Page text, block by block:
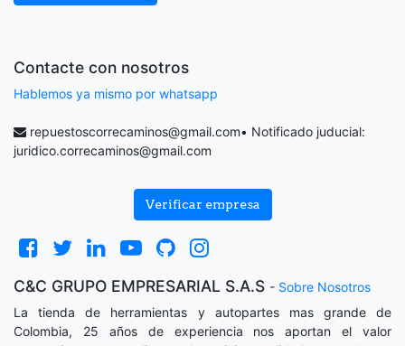
Contacte con nosotros
Hablemos ya mismo por whatsapp
repuestoscorrecaminos@gmail.com• Notificado juducial:
juridico.correcaminos@gmail.com
Verificar empresa
C&C GRUPO EMPRESARIAL S.A.S - Sobre Nosotros
La tienda de herramientas y autopartes mas grande de
Colombia, 25 años de experiencia nos aportan el valor